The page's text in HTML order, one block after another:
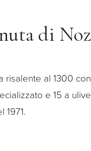
di
risalente al 1300
e 15 a
1971.